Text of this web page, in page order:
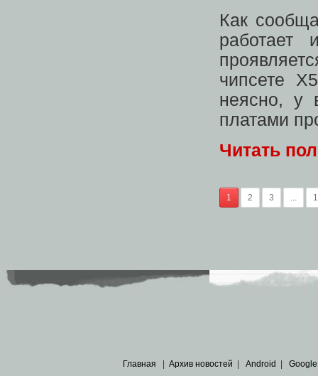
Как
работает
чипсете
неясно, у
платами
Читать
1 2 3 ...
Главная Архив новостей Android Google